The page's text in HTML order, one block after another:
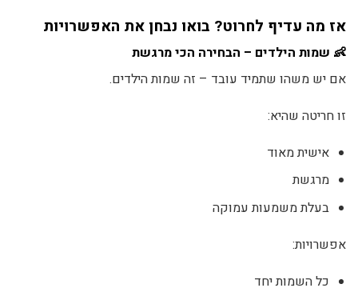
אז מה עדיף לחרוט? בואו נבחן את האפשרויות
👶 שמות הילדים – הבחירה הכי מרגשת
אם יש משהו שתמיד עובד – זה שמות הילדים.
זו חריטה שהיא:
אישית מאוד
מרגשת
בעלת משמעות עמוקה
אפשרויות:
כל השמות יחד